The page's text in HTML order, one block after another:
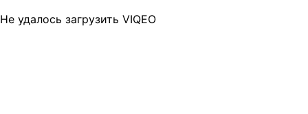
Не удалось загрузить VIQEO